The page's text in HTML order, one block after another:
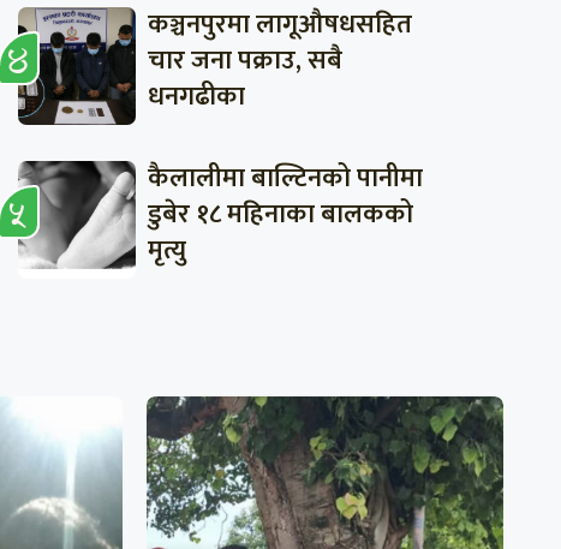
कञ्चनपुरमा लागूऔषधसहित
चार जना पक्राउ, सबै
धनगढीका
कैलालीमा बाल्टिनको पानीमा
डुबेर १८ महिनाका बालकको
मृत्यु